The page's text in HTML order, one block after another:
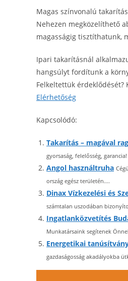
Magas színvonalú
Nehezen megközelíthető
magasságig tisztíthatunk,
Ipari takarításnál
hangsúlyt fordítunk a
Felkeltettük
Elérhetőség
Kapcsolódó:
Takarítás – magával
gyorsaság, felelősség,
Angol használtruha
ország egész területén....
Dinax Vízkezelési és
számtalan uszodában
Ingatlanközvetítés
Munkatársaink segítenek
Energetikai
gazdaságosság akadályokba